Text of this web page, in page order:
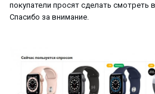
покупатели просят сделать смотреть
Спасибо за внимание.